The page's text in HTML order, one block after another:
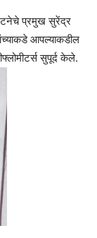
प्रमुख सुरेंद्र
आपल्याकडील
सुपूर्द केले.